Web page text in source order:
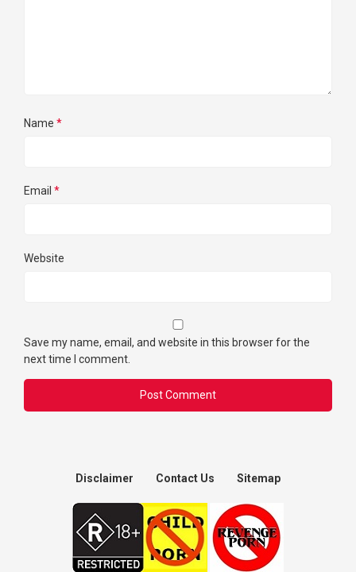
Name *
Email *
Website
Save my name, email, and website in this browser for the
next time I comment.
Disclaimer Contact Us Sitemap